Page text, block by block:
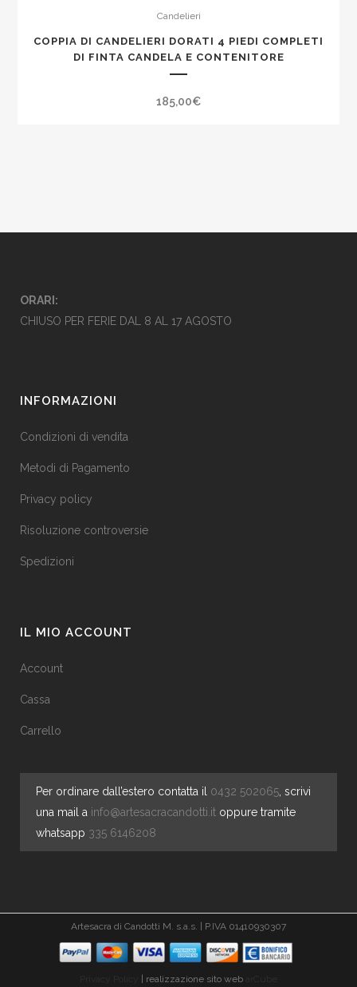
Candelieri
COPPIA DI CANDELIERI DORATI 4 PIEDI COMPLETI
DI FINTA CANDELA E CONTENITORE
185,00€
ORARI:
CHIUSO PER FERIE DAL 8 AL 17 AGOSTO
INFORMAZIONI
Condizioni di vendita
Metodi di Pagamento
Privacy policy
Risoluzione controversie
Spedizioni
IL MIO ACCOUNT
Account
Cassa
Carrello
Per ordinare dall’estero contatta il 0432 502065 , scrivi
una mail a info@artesacracandotti.it oppure tramite
whatsapp 335 6146208
Artesacra di Candotti M. s.a.s. | P.IVA 01410930307
| realizzazione sito web